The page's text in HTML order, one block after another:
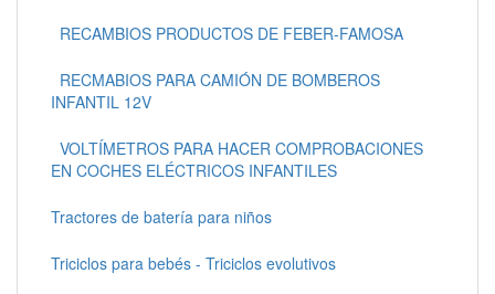
RECAMBIOS PRODUCTOS DE FEBER-FAMOSA
RECMABIOS PARA CAMIÓN DE BOMBEROS
INFANTIL 12V
VOLTÍMETROS PARA HACER COMPROBACIONES
EN COCHES ELÉCTRICOS INFANTILES
Tractores de batería para niños
Triciclos para bebés - Triciclos evolutivos